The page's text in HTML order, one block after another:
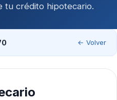
tu crédito hipotecario.
← Volver